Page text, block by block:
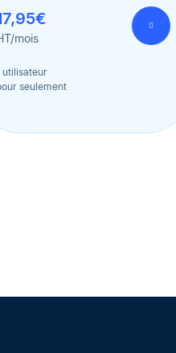
mois
utilisateur
seulement